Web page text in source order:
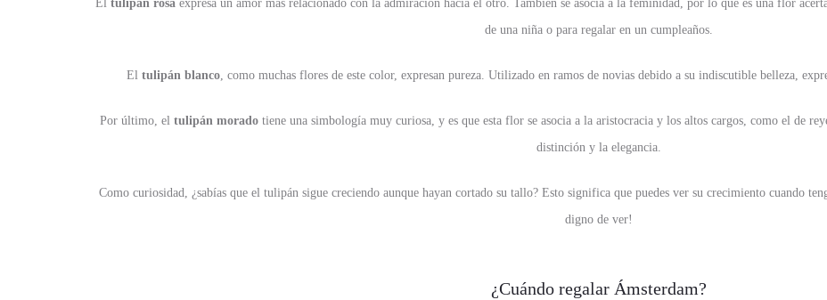
El tulipán rosa expresa un amor más relacionado con la admiración hacia el otro. También se asocia a la feminidad, por lo que es una flor
de una niña o para regalar en un cumpleaños.
El tulipán blanco, como muchas flores de este color, expresan pureza. Utilizado en ramos de novias debido a su indiscutible belleza,
Por último, eltulipán moradotiene una simbología muy curiosa, y es que esta flor se asocia a la aristocracia y los altos cargos, como el de
distinción y la elegancia.
Como curiosidad, ¿sabías que el tulipán sigue creciendo aunque hayan cortado su tallo? Esto significa que puedes ver su crecimiento cuando
digno de ver!
¿Cuándo regalar Ámsterdam?